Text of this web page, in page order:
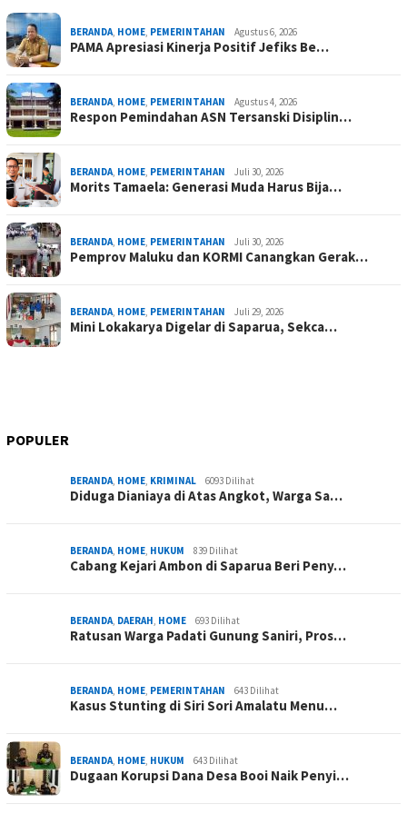
BERANDA, HOME, PEMERINTAHAN Agustus 6, 2026
PAMA Apresiasi Kinerja Positif Jefiks Be…
BERANDA, HOME, PEMERINTAHAN Agustus 4, 2026
Respon Pemindahan ASN Tersanski Disiplin…
BERANDA, HOME, PEMERINTAHAN Juli 30, 2026
Morits Tamaela: Generasi Muda Harus Bija…
BERANDA, HOME, PEMERINTAHAN Juli 30, 2026
Pemprov Maluku dan KORMI Canangkan Gerak…
BERANDA, HOME, PEMERINTAHAN Juli 29, 2026
Mini Lokakarya Digelar di Saparua, Sekca…
POPULER
BERANDA, HOME, KRIMINAL 6093 Dilihat
Diduga Dianiaya di Atas Angkot, Warga Sa…
BERANDA, HOME, HUKUM 839 Dilihat
Cabang Kejari Ambon di Saparua Beri Peny…
BERANDA, DAERAH, HOME 693 Dilihat
Ratusan Warga Padati Gunung Saniri, Pros…
BERANDA, HOME, PEMERINTAHAN 643 Dilihat
Kasus Stunting di Siri Sori Amalatu Menu…
BERANDA, HOME, HUKUM 643 Dilihat
Dugaan Korupsi Dana Desa Booi Naik Penyi…